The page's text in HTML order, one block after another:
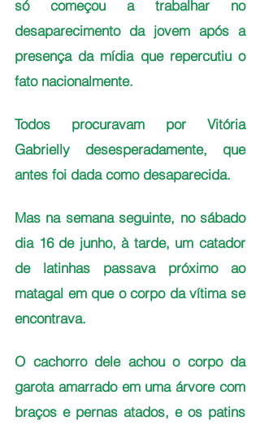
só começou a trabalhar no
desaparecimento da jovem após a
presença da mídia que repercutiu o
fato nacionalmente.
Todos procuravam por Vitória
Gabrielly desesperadamente, que
antes foi dada como desaparecida.
Mas na semana seguinte, no sábado
dia 16 de junho, à tarde, um catador
de latinhas passava próximo ao
matagal em que o corpo da vítima se
encontrava.
O cachorro dele achou o corpo da
garota amarrado em uma árvore com
braços e pernas atados, e os patins